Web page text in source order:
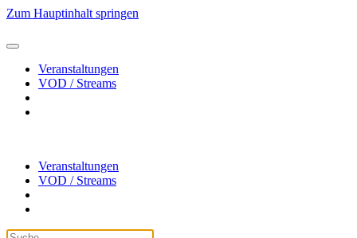
Zum Hauptinhalt springen
Veranstaltungen
VOD / Streams
Veranstaltungen
VOD / Streams